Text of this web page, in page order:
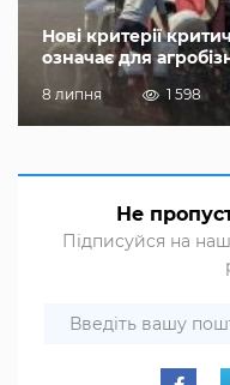
Нові критерії
означає для
8 липня 1 598
Не
Підписуйся на